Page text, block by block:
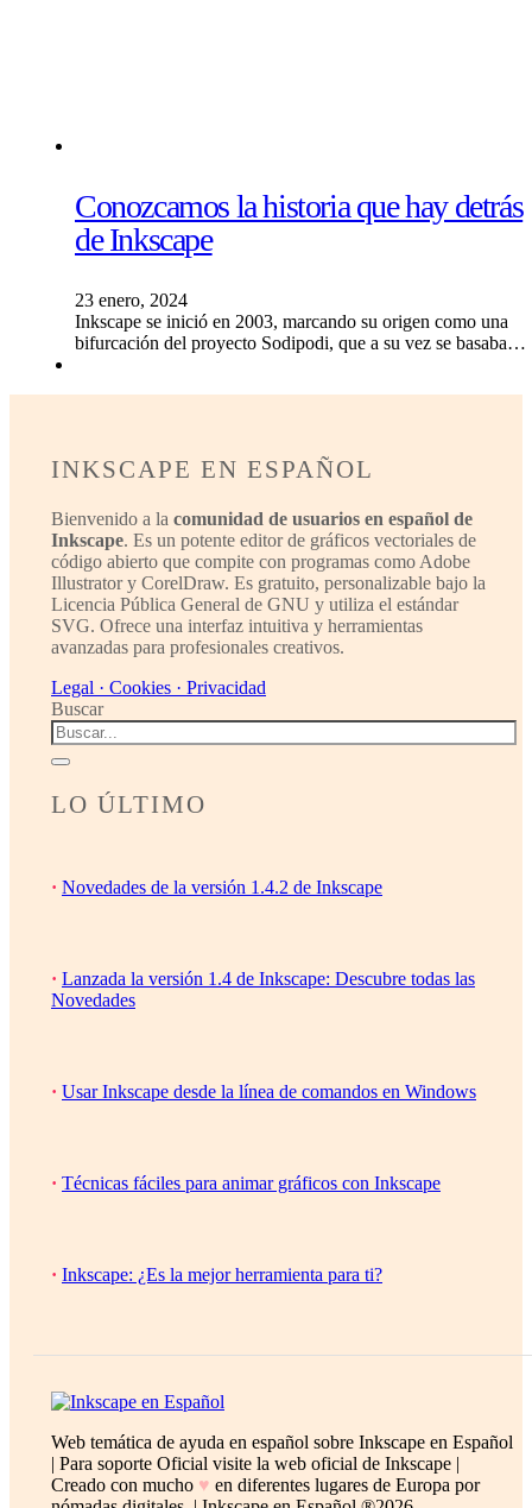
Conozcamos la historia que hay detrás
de Inkscape
23 enero, 2024
Inkscape se inició en 2003, marcando su origen como una
bifurcación del proyecto Sodipodi, que a su vez se basaba…
INKSCAPE EN ESPAÑOL
Bienvenido a la comunidad de usuarios en español de
Inkscape. Es un potente editor de gráficos vectoriales de
código abierto que compite con programas como Adobe
Illustrator y CorelDraw. Es gratuito, personalizable bajo la
Licencia Pública General de GNU y utiliza el estándar
SVG. Ofrece una interfaz intuitiva y herramientas
avanzadas para profesionales creativos.
Legal · Cookies · Privacidad
Buscar
LO ÚLTIMO
· Novedades de la versión 1.4.2 de Inkscape
· Lanzada la versión 1.4 de Inkscape: Descubre todas las
Novedades
· Usar Inkscape desde la línea de comandos en Windows
· Técnicas fáciles para animar gráficos con Inkscape
· Inkscape: ¿Es la mejor herramienta para ti?
Web temática de ayuda en español sobre Inkscape en Español
| Para soporte Oficial visite la web oficial de Inkscape |
Creado con mucho ♥ en diferentes lugares de Europa por